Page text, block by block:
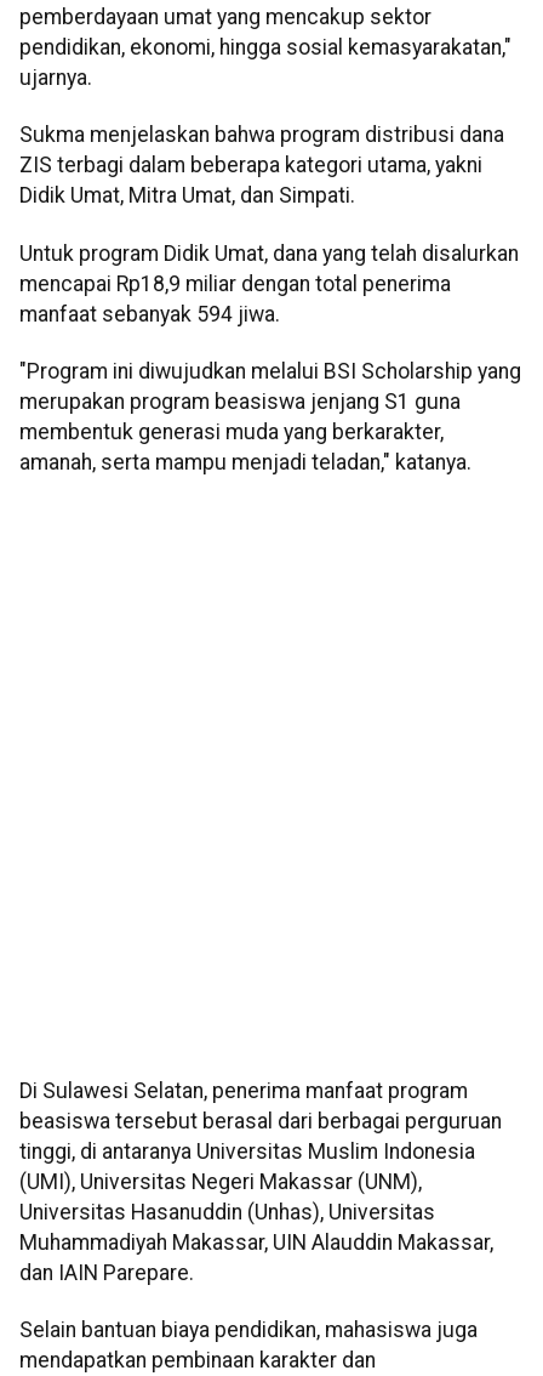
pemberdayaan umat yang mencakup sektor
pendidikan, ekonomi, hingga sosial kemasyarakatan,"
ujarnya.
Sukma menjelaskan bahwa program distribusi dana
ZIS terbagi dalam beberapa kategori utama, yakni
Didik Umat, Mitra Umat, dan Simpati.
Untuk program Didik Umat, dana yang telah disalurkan
mencapai Rp18,9 miliar dengan total penerima
manfaat sebanyak 594 jiwa.
"Program ini diwujudkan melalui BSI Scholarship yang
merupakan program beasiswa jenjang S1 guna
membentuk generasi muda yang berkarakter,
amanah, serta mampu menjadi teladan," katanya.
Di Sulawesi Selatan, penerima manfaat program
beasiswa tersebut berasal dari berbagai perguruan
tinggi, di antaranya Universitas Muslim Indonesia
(UMI), Universitas Negeri Makassar (UNM),
Universitas Hasanuddin (Unhas), Universitas
Muhammadiyah Makassar, UIN Alauddin Makassar,
dan IAIN Parepare.
Selain bantuan biaya pendidikan, mahasiswa juga
mendapatkan pembinaan karakter dan